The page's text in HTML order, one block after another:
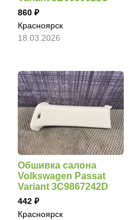
860
Красноярск
18.03.2026
Обшивка салона
Volkswagen Passat
Variant 3C9867242D
442
Красноярск